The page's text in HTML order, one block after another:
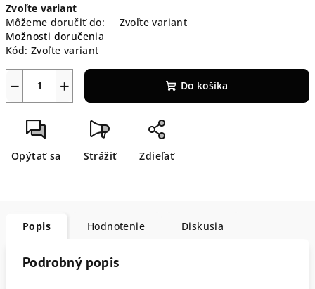
cena:
Zvoľte variant
Môžeme doručiť do:
Zvoľte variant
Možnosti doručenia
Kód: Zvoľte variant
+
− Do košíka
Opýtať sa Strážiť Zdieľať
Popis Hodnotenie Diskusia
Podrobný popis